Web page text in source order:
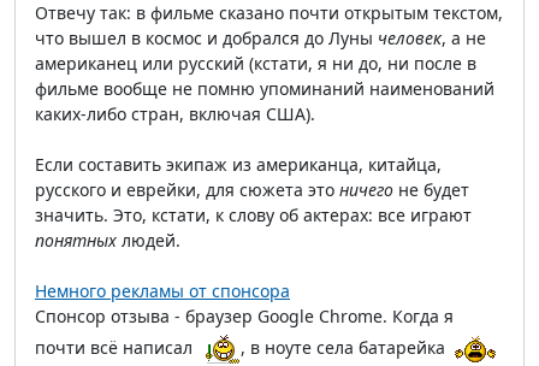
Отвечу так: в фильме сказано почти открытым текстом,
что вышел в космос и добрался до Луны человек, а не
американец или русский (кстати, я ни до, ни после в
фильме вообще не помню упоминаний наименований
каких-либо стран, включая США).
Если составить экипаж из американца, китайца,
русского и еврейки, для сюжета это ничего не будет
значить. Это, кстати, к слову об актерах: все играют
понятных людей.
Немного рекламы от спонсора
Спонсор отзыва - браузер Google Chrome. Когда я
почти всё написал
, в ноуте села батарейка